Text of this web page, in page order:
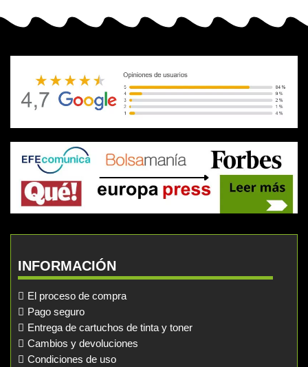
INFORMACIÓN
El proceso de compra
Pago seguro
Entrega de cartuchos de tinta y toner
Cambios y devoluciones
Condiciones de uso